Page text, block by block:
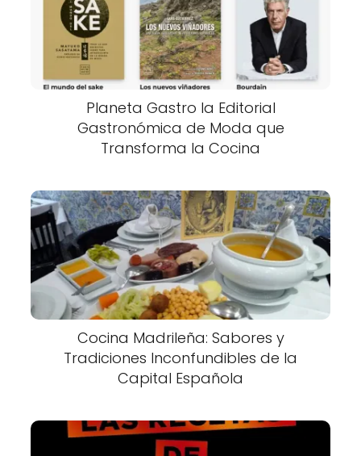
Planeta Gastro la Editorial
Gastronómica de Moda que
Transforma la Cocina
Cocina Madrileña: Sabores y
Tradiciones Inconfundibles de la
Capital Española